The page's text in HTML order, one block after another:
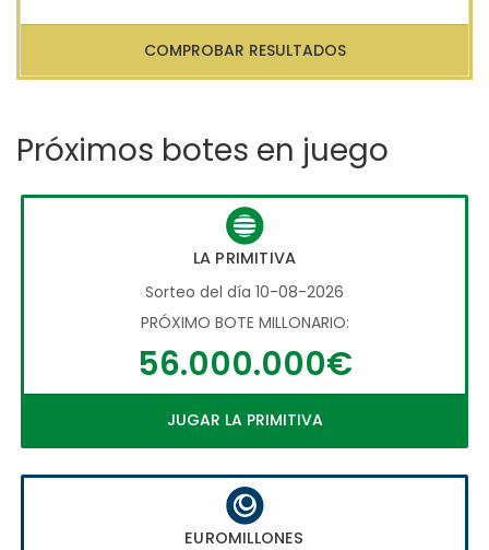
COMPROBAR RESULTADOS
Próximos botes en juego
LA PRIMITIVA
Sorteo del día 10-08-2026
PRÓXIMO BOTE MILLONARIO:
56.000.000€
JUGAR LA PRIMITIVA
EUROMILLONES